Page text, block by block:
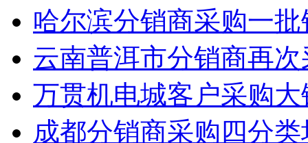
哈尔滨分销商采购一
云南普洱市分销商再
万贯机电城客户采购大
成都分销商采购四分